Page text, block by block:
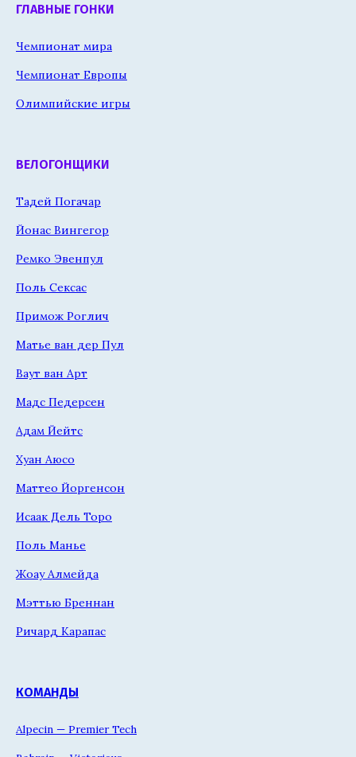
ГЛАВНЫЕ ГОНКИ
Чемпионат мира
Чемпионат Европы
Олимпийские игры
ВЕЛОГОНЩИКИ
Тадей Погачар
Йонас Вингегор
Ремко Эвенпул
Поль Сексас
Примож Роглич
Матье ван дер Пул
Ваут ван Арт
Мадс Педерсен
Адам Йейтс
Хуан Аюсо
Маттео Йоргенсон
Исаак Дель Торо
Поль Манье
Жоау Алмейда
Мэттью Бреннан
Ричард Карапас
КОМАНДЫ
Alpecin — Premier Tech